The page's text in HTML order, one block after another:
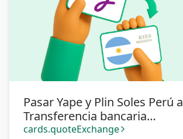
Pasar Yape y Plin Soles Perú a
Transferencia bancaria
Argentina
cards.quoteExchange arrow_forward_ios